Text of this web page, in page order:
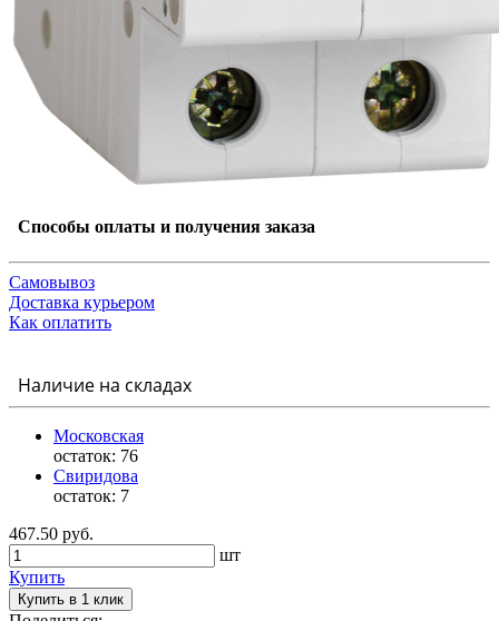
Способы оплаты и получения заказа
Самовывоз
Доставка курьером
Как оплатить
Наличие на складах
Московская
остаток: 76
Свиридова
остаток: 7
467.50 руб.
шт
Купить
Купить в 1 клик